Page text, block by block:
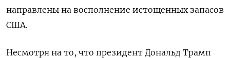
направлены на восполнение истощенных запасов
США.
Несмотря на то, что президент Дональд Трамп